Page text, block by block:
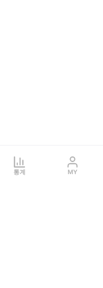
통계 MY